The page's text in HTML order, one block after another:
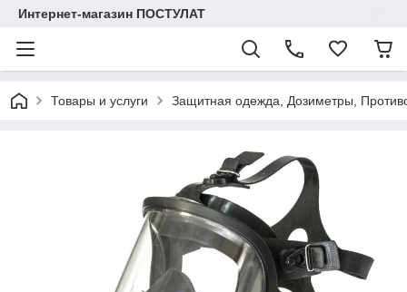
Интернет-магазин ПОСТУЛАТ
Товары и услуги Защитная одежда, Дозиметры,